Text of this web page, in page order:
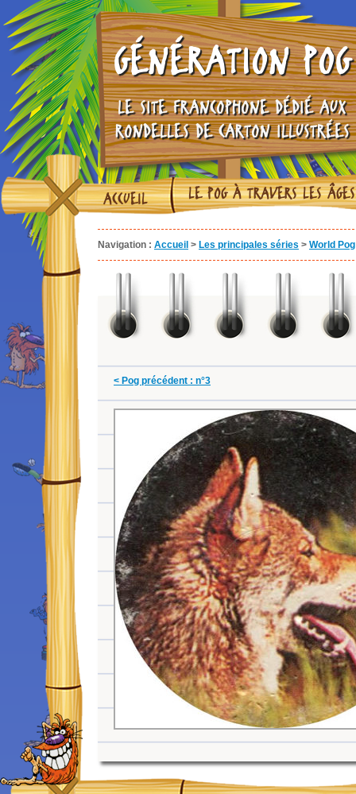
GÉNÉRATION POG
LE SITE FRANCOPHONE DÉDIÉ AUX
RONDELLES DE CARTON ILLUSTRÉES
ACCUEIL LE POG À TRAVERS LES ÂGES
Navigation : Accueil > Les principales séries > World
< Pog précédent : n°3